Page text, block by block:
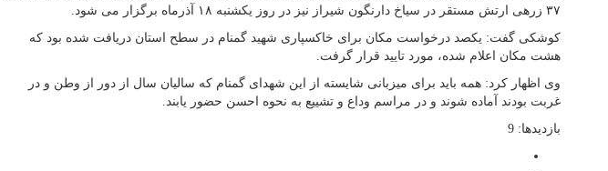
۳۷ زرهی ارتش مستقر در سیاخ دارنگون شیراز نیز در روز یکشنبه ۱۸ آذرماه برگزار می شود.
کوشکی گفت: یکصد درخواست مکان برای خاکسپاری شهید گمنام در سطح استان دریافت شده بود که
هشت مکان اعلام شده، مورد تایید قرار گرفت.
وی اظهار کرد: همه باید برای میزبانی شایسته از این شهدای گمنام که سالیان سال از دور از وطن و در
غربت بودند آماده شوند و در مراسم وداع و تشییع به نحوه احسن حضور یابند.
بازدیدها: 9